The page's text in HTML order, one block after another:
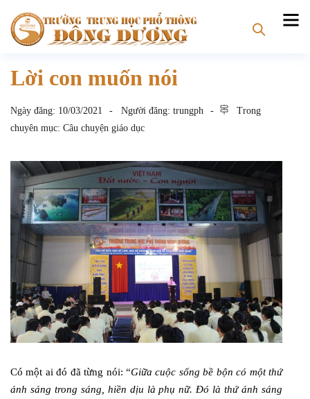
Lời con muốn nói
Ngày đăng: 10/03/2021 Người đăng: trungph
Trong
chuyên mục: Câu chuyện giáo dục
Có một ai đó đã từng nói: “Giữa cuộc sống bề bộn có một thứ
ánh sáng trong sáng, hiền dịu là phụ nữ. Đó là thứ ánh sáng